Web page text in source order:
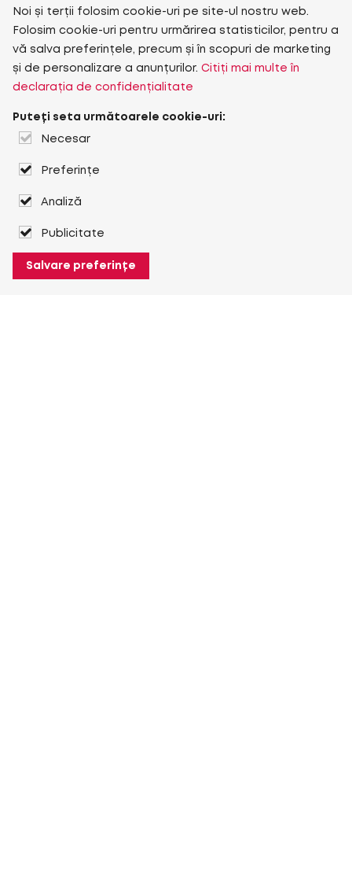
Noi și terții folosim cookie-uri pe site-ul nostru web.
Folosim cookie-uri pentru urmărirea statisticilor, pentru a
vă salva preferințele, precum și în scopuri de marketing
și de personalizare a anunțurilor. Citiți mai multe în
declarația de confidențialitate
Puteți seta următoarele cookie-uri:
Necesar
Preferințe
Analiză
Publicitate
Salvare preferințe